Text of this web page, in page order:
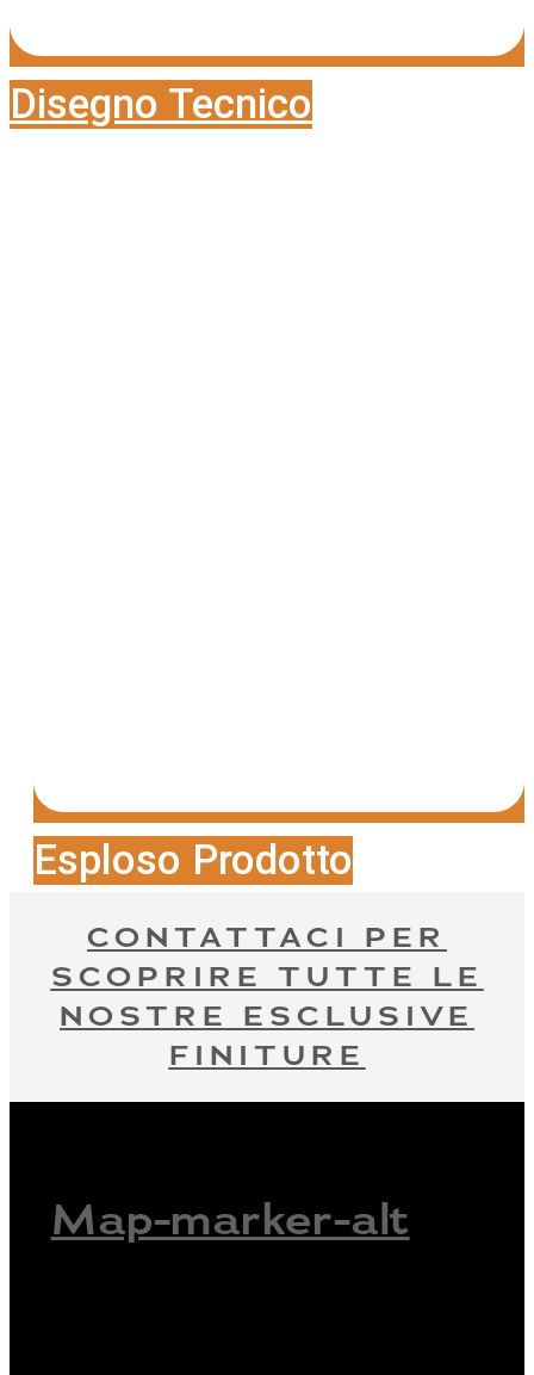
Disegno Tecnico
Esploso Prodotto
CONTATTACI PER
SCOPRIRE TUTTE LE
NOSTRE ESCLUSIVE
FINITURE
Map-marker-alt